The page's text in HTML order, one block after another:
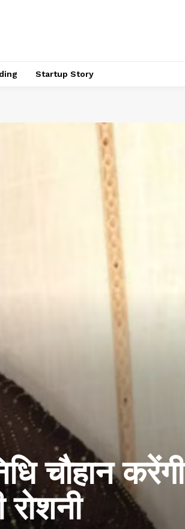
Startup Story
चौहान करेंगी